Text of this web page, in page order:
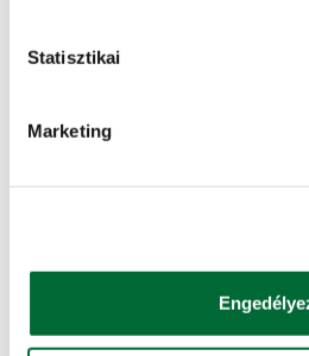
Statisztikai
Marketing
Szálastakarmány-kezelő